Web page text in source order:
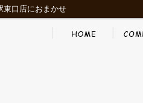
東口店におまかせ